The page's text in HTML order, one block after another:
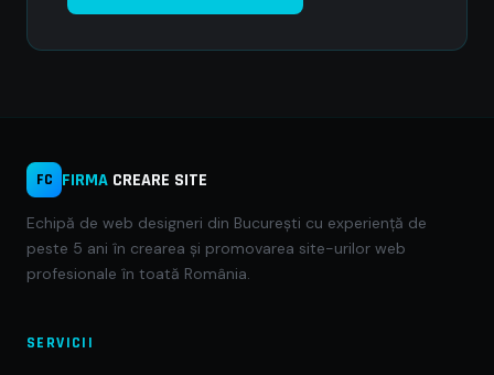
FC FIRMA CREARE SITE
Echipă de web designeri din București cu experiență de
peste 5 ani în crearea și promovarea site-urilor web
profesionale în toată România.
SERVICII